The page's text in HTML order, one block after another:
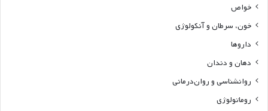
خواص
خون، سرطان و آنکولوژی
داروها
دهان و دندان
روانشناسی و روان‌درمانی
روماتولوژی